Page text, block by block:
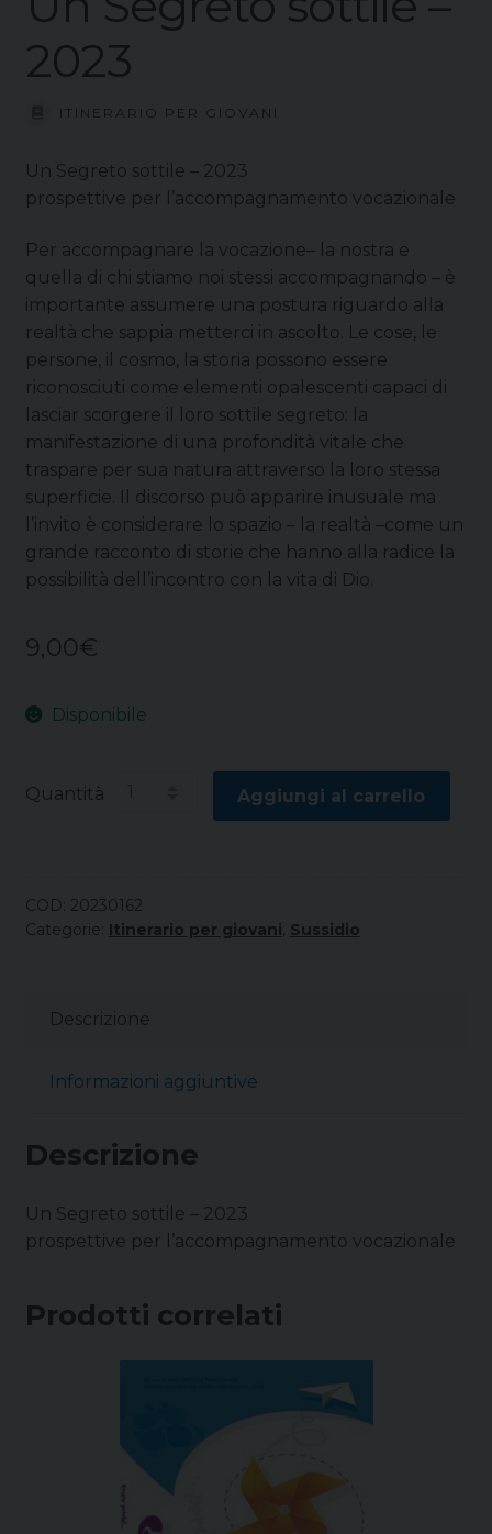
2023
ITINERARIO PER GIOVANI
Un Segreto sottile – 2023
prospettive per l’accompagnamento vocazionale
Per accompagnare la vocazione– la nostra e
quella di chi stiamo noi stessi accompagnando – è
importante assumere una postura riguardo alla
realtà che sappia metterci in ascolto. Le cose, le
persone, il cosmo, la storia possono essere
riconosciuti come elementi opalescenti capaci di
lasciar scorgere il loro sottile segreto: la
manifestazione di una profondità vitale che
traspare per sua natura attraverso la loro stessa
superficie. Il discorso può apparire inusuale ma
l’invito è considerare lo spazio – la realtà –come un
grande racconto di storie che hanno alla radice la
possibilità dell’incontro con la vita di Dio.
9,00€
Disponibile
Quantità Aggiungi al carrello
COD: 20230162
Categorie: Itinerario per giovani , Sussidio
Descrizione
Informazioni aggiuntive
Descrizione
Un Segreto sottile – 2023
prospettive per l’accompagnamento vocazionale
Prodotti correlati